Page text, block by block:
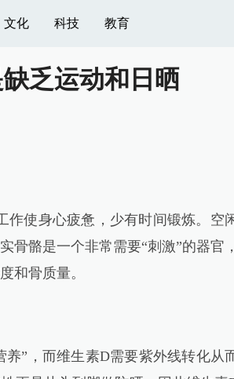
文化 科技 教育
乏运动和日晒
作使身心疲惫，少有时间锻炼。空
骨骼是一个非常需要“刺激”的器官
和骨质量。
”，而维生素D需要紫外线转化从